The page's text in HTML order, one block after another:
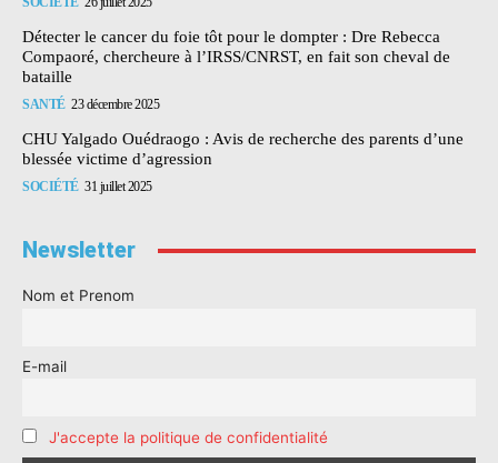
Détecter le cancer du foie tôt pour le dompter : Dre Rebecca
Compaoré, chercheure à l’IRSS/CNRST, en fait son cheval de
bataille
SANTÉ 23 décembre 2025
CHU Yalgado Ouédraogo : Avis de recherche des parents d’une
blessée victime d’agression
SOCIÉTÉ 31 juillet 2025
Newsletter
Nom et Prenom
E-mail
J'accepte la politique de confidentialité